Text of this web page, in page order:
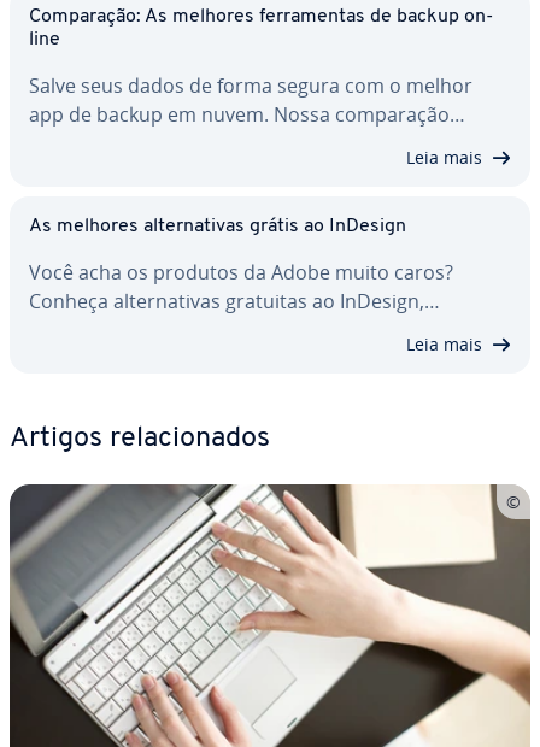
Com­pa­ra­ção: As melhores fer­ra­men­tas de backup on-
line
Salve seus dados de forma segura com o melhor
app de backup em nuvem. Nossa com­pa­ra­ção…
Leia mais
As melhores al­ter­na­ti­vas grátis ao InDesign
Você acha os produtos da Adobe muito caros?
Conheça al­ter­na­ti­vas gratuitas ao InDesign,…
Leia mais
Artigos re­la­ci­o­na­dos